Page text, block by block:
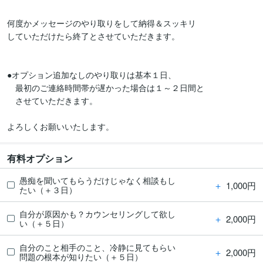
何度かメッセージのやり取りをして納得＆スッキリ
していただけたら終了とさせていただきます。
●オプション追加なしのやり取りは基本１日、
最初のご連絡時間帯が遅かった場合は１～２日間と
させていただきます。
よろしくお願いいたします。
有料オプション
愚痴を聞いてもらうだけじゃなく相談もし
たい（＋３日）
＋ 1,000円
自分が原因かも？カウンセリングして欲し
い（＋５日）
＋ 2,000円
自分のこと相手のこと、冷静に見てもらい
問題の根本が知りたい（＋５日）
＋ 2,000円